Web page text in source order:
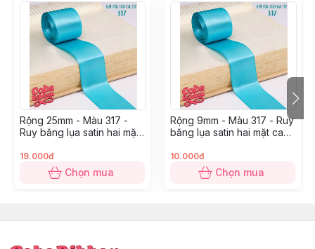
Rộng 25mm - Màu 317 -
Ruy băng lụa satin hai mặt
19.000đ
Chọn mua
Rộng 9mm - Màu 317 - Ruy
băng lụa satin hai mặt cao
10.000đ
Chọn mua